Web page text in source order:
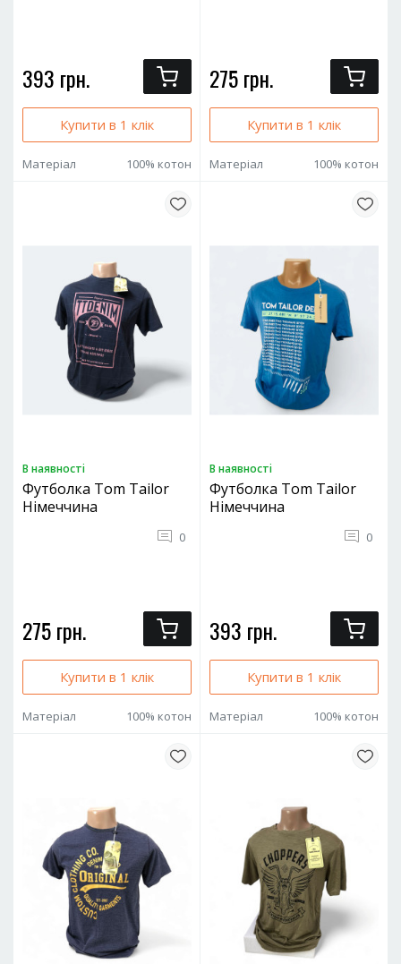
393 грн.
Купити в 1 клік
Матеріал 100% котон
275 грн.
Купити в 1 клік
Матеріал 100% котон
В наявностi
Футболка Tom Tailor
Німеччина
0
275 грн.
Купити в 1 клік
Матеріал 100% котон
В наявностi
Футболка Tom Tailor
Німеччина
0
393 грн.
Купити в 1 клік
Матеріал 100% котон